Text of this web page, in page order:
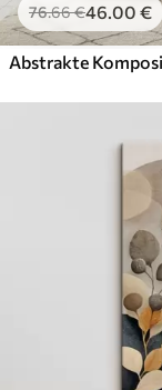
76.66€46.00 €
Abstrakte